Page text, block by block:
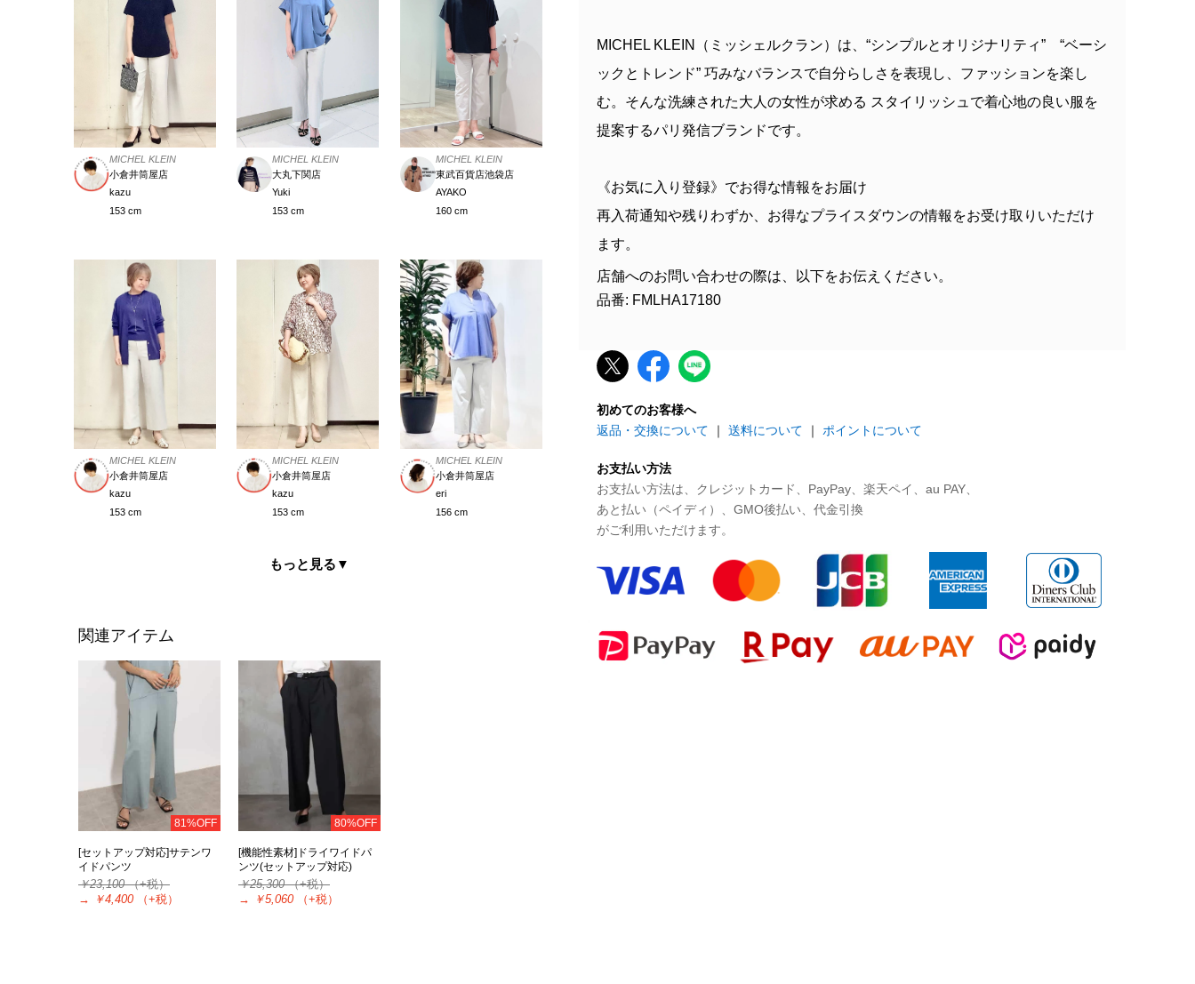
MICHEL KLEIN
小倉井筒屋店
kazu
153 cm
MICHEL KLEIN
大丸下関店
Yuki
153 cm
MICHEL KLEIN
東武百貨店池袋店
AYAKO
160 cm
MICHEL KLEIN
小倉井筒屋店
kazu
153 cm
MICHEL KLEIN
小倉井筒屋店
kazu
153 cm
MICHEL KLEIN
小倉井筒屋店
eri
156 cm
もっと見る ▼
関連アイテム
81%OFF
[セットアップ対応]サテンワ
イドパンツ
￥23,100（+税）
→
￥4,400 （+税）
80%OFF
[機能性素材]ドライワイドパ
ンツ(セットアップ対応)
￥25,300（+税）
→
￥5,060 （+税）
MICHEL KLEIN（ミッシェルクラン）は、“シンプルとオリジナリティ” “ベーシ
ックとトレンド” 巧みなバランスで自分らしさを表現し、ファッションを楽し
む。そんな洗練された大人の女性が求める スタイリッシュで着心地の良い服を
提案するパリ発信ブランドです。
《お気に入り登録》でお得な情報をお届け
再入荷通知や残りわずか、お得なプライスダウンの情報をお受け取りいただけ
ます。
店舗へのお問い合わせの際は、以下をお伝えください。
品番: FMLHA17180
初めてのお客様へ
返品・交換について ｜ 送料について ｜ ポイントについて
お支払い方法
お支払い方法は、クレジットカード、PayPay、楽天ペイ、au PAY、
あと払い（ペイディ）、GMO後払い、代金引換
がご利用いただけます。